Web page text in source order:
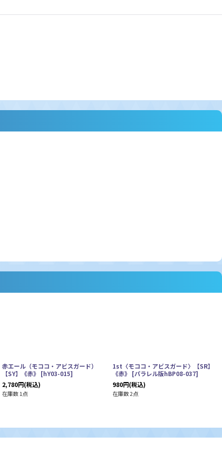
赤エール（モココ・アビスガード）
【SY】《赤》 [hY03-015]
2,780円(税込)
在庫数 1点
1st〈モココ・アビスガード〉【SR】
《赤》 [パラレル版hBP08-037]
980円(税込)
在庫数 2点